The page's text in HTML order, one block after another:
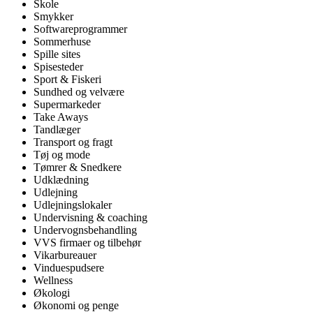
Skole
Smykker
Softwareprogrammer
Sommerhuse
Spille sites
Spisesteder
Sport & Fiskeri
Sundhed og velvære
Supermarkeder
Take Aways
Tandlæger
Transport og fragt
Tøj og mode
Tømrer & Snedkere
Udklædning
Udlejning
Udlejningslokaler
Undervisning & coaching
Undervognsbehandling
VVS firmaer og tilbehør
Vikarbureauer
Vinduespudsere
Wellness
Økologi
Økonomi og penge